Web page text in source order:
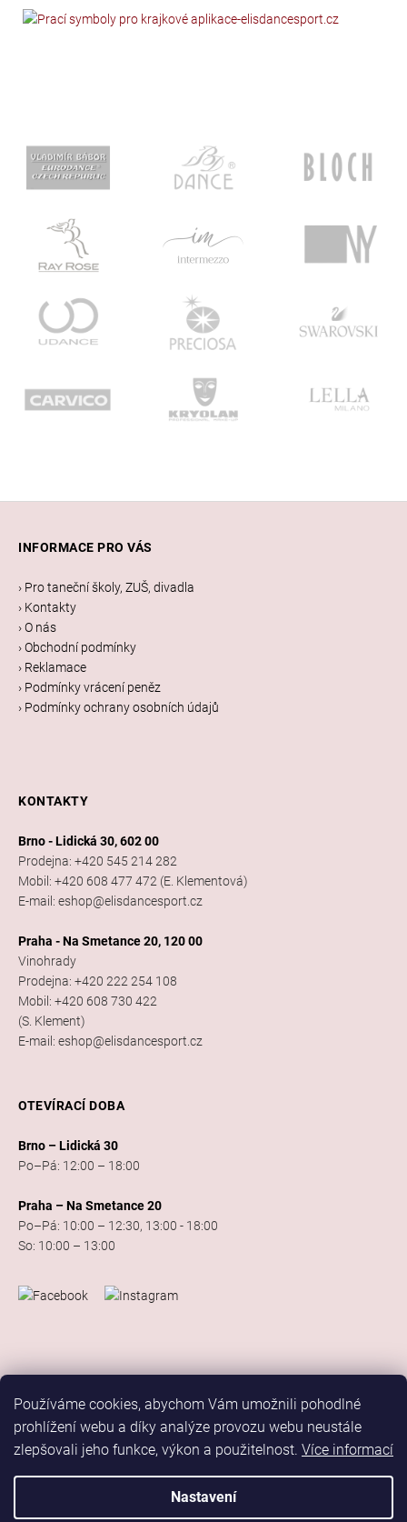
Používáme cookies, abychom Vám umožnili pohodlné
prohlížení webu a díky analýze provozu webu neustále
zlepšovali jeho funkce, výkon a použitelnost. Více informací
Nastavení
INFORMACE PRO VÁS
› Pro taneční školy, ZUŠ, divadla
› Kontakty
› O nás
› Obchodní podmínky
› Reklamace
› Podmínky vrácení peněz
› Podmínky ochrany osobních údajů
KONTAKTY
Brno - Lidická 30, 602 00
Prodejna: +420 545 214 282
Mobil: +420 608 477 472 (E. Klementová)
E-mail: eshop@elisdancesport.cz
Praha - Na Smetance 20, 120 00
Vinohrady
Prodejna: +420 222 254 108
Mobil: +420 608 730 422
(S. Klement)
E-mail: eshop@elisdancesport.cz
OTEVÍRACÍ DOBA
Brno – Lidická 30
Po–Pá: 12:00 – 18:00
Praha – Na Smetance 20
Po–Pá: 10:00 – 12:30, 13:00 - 18:00
So: 10:00 – 13:00
Vytvořil Shoptet
Elis Dance Sport . Všechna práva vyhrazena.